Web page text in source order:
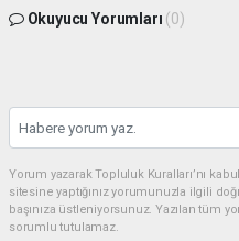
Okuyucu Yorumları (0)
Yorum yazarak Topluluk Kuralları’nı
sitesine yaptığınız yorumunuzla ilgili
başınıza üstleniyorsunuz. Yazılan tüm
sorumlu tutulamaz.